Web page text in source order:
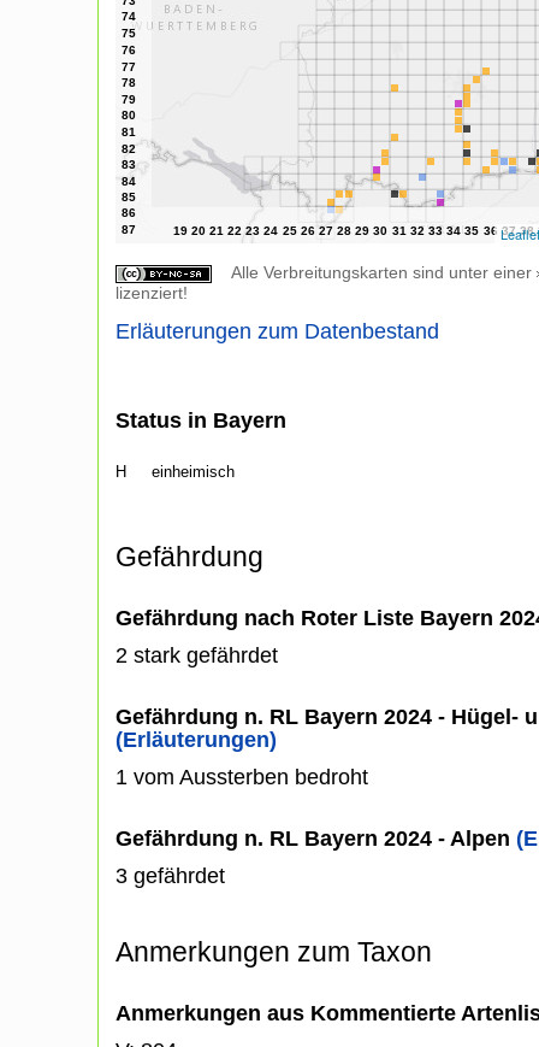
Leaflet
Alle Verbreitungskarten sind unter einer
lizenziert!
Erläuterungen zum Datenbestand
Status in Bayern
H einheimisch
Gefährdung
Gefährdung nach Roter Liste Bayern
2 stark gefährdet
Gefährdung n. RL Bayern 2024 - Hügel-
(Erläuterungen)
1 vom Aussterben bedroht
Gefährdung n. RL Bayern 2024 - Alpen
3 gefährdet
Anmerkungen zum Taxon
Anmerkungen aus Kommentierte